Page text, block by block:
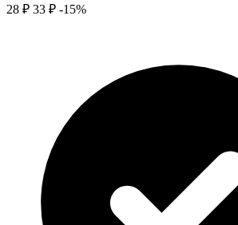
28 ₽ 33 ₽ -15%